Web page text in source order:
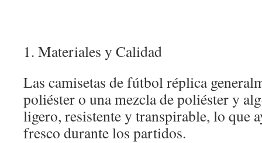
1. Materiales y Calidad
Las camisetas de fútbol réplica
poliéster o una mezcla de poliéster y
ligero, resistente y transpirable, lo que
fresco durante los partidos.